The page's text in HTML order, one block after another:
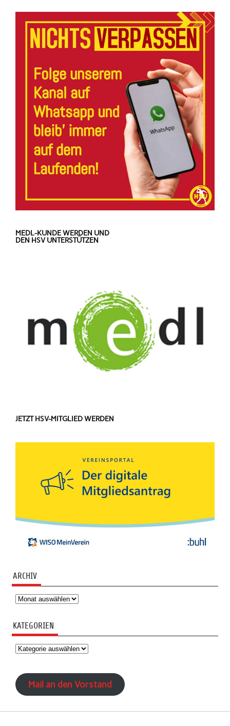
MEDL-KUNDE WERDEN UND
DEN HSV UNTERSTÜTZEN
JETZT HSV-MITGLIED WERDEN
ARCHIV
Archiv
KATEGORIEN
Kategorien
Mail an den Vorstand